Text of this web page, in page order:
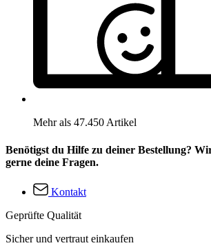
Mehr als 47.450 Artikel
Benötigst du Hilfe zu deiner Bestellung?
gerne deine Fragen.
Kontakt
Geprüfte Qualität
Sicher und vertraut einkaufen